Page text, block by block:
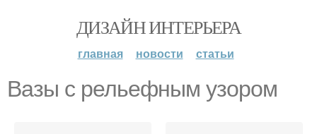
ДИЗАЙН ИНТЕРЬЕРА
главная новости статьи
Вазы с рельефным узором